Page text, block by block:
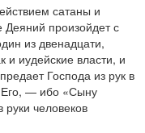
сатаны и
Деяний произойдет с
из двенадцати,
и иудейские власти, и
Господа из рук в
— ибо «Сыну
человеков